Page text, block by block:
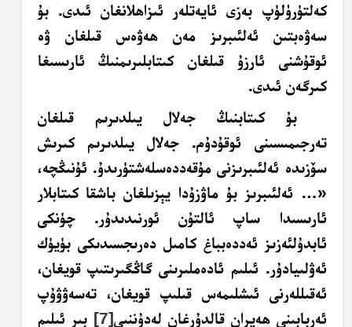
كەلتۈرۈلۈپ بەزى ئايەتلەر ئىزاھلانغان ئىدى. بۇ
سەۋەبتىن ئەلئىبرىز مەن ھەۋەس قىلغان ۋە
ئوقۇشنى ئارزۇ قىلغان كىتابلىرىمنىڭ ئارىسىغا
كىرگەن ئىدى.
بۇ كىتابنىڭ جەلال يىلدىرىم قىلغان
تەرجىمىسىنى ئوقۇدۇم. جەلال يىلدىرىم كىرىش
سۆزىدە ئەلئىبرىزنى مۇقەددەسلەشتۈرىدۇ. ئۇنىڭچە،
«… ئەلئىبرىز بۇ ماۋزۇدا يېزىلغان باشقا كىتابلار
ئارىسىدا ساپ ئالتۇن ئورنىدىدۇر. چۈنكى
ئابدۇلئەزىز ئەددەبباغ كامىل دەرىجسىدىكى بۈيۈك
ئەۋلىيادۇر. ئىلىم ئادەملىرىنى گاڭگىرىتىپ قويغان،
ئەقىللەرنى ئىشلىمەس قىلىپ قويغان، تەسەۋۋۇپ
ئەربابىنى ھەيران قالدۇرغان لەدۇننىي[7] بىر ئىلىم